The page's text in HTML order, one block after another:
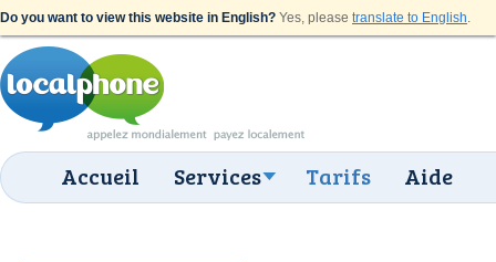
Do you want to view this website in English? Yes, please translate to English.
Accueil Services Tarifs Aide